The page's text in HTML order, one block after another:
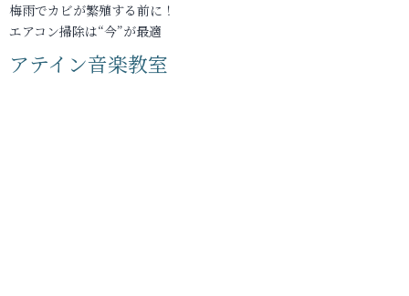
梅雨でカビが繁殖する前に！
エアコン掃除は“今”が最適
アテイン音楽教室